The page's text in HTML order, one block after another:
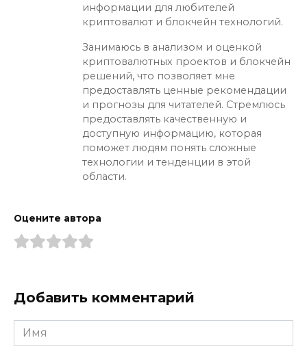
информации для любителей
криптовалют и блокчейн технологий.
Занимаюсь в анализом и оценкой
криптовалютных проектов и блокчейн
решений, что позволяет мне
предоставлять ценные рекомендации
и прогнозы для читателей. Стремлюсь
предоставлять качественную и
доступную информацию, которая
поможет людям понять сложные
технологии и тенденции в этой
области.
Оцените автора
Добавить комментарий
Имя
*